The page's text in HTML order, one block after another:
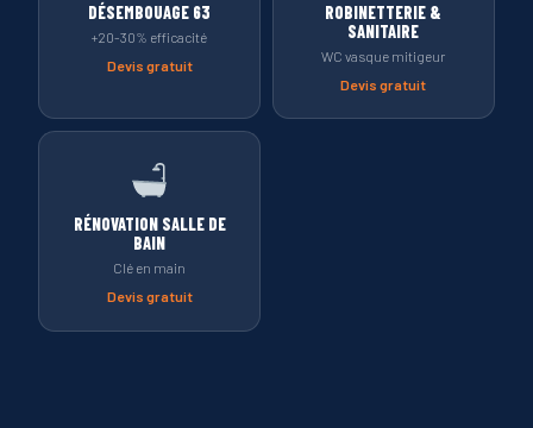
DÉSEMBOUAGE 63
+20-30% efficacité
Devis gratuit
ROBINETTERIE &
SANITAIRE
WC vasque mitigeur
Devis gratuit
RÉNOVATION SALLE DE
BAIN
Clé en main
Devis gratuit